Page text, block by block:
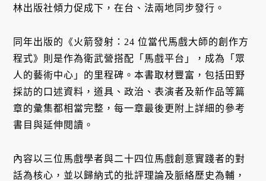
林出版社傾力促成下，在台、法兩地同步發行。
同年出版的《火箭發射：24 位當代馬戲大師的創作方
程式》則是作為衛武營搭配「馬戲平台」，成為「眾
人的藝術中心」的里程碑。本書取材豐富，包括田野
採訪的口述資料，道具、政治、表演者及新作品等篇
章的彙集都相當完整，每一章最後更附上詳細的參考
書目與延伸閱讀。
內容以三位馬戲學者與二十四位馬戲創意實踐者的對
話為核心，並以歸納式的批評理論及脈絡歷史為輔，